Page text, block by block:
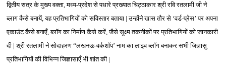
द्वितीय सत्र के मुख्य वक्ता, मध्य-प्रदेश से पधारे प्रख्यात चिट्ठाकार श्री रवि रतलामी जी ने
ब्लाग कैसे बनायें, यह प्रतिभागियों को सविस्तार बताया | उन्होंने खास तौर से ‘वर्ड-प्रेस’ पर अपना
एकाउंट कैसे बनाएँ, ब्लॉग का निर्माण कैसे करें, जैसे सूक्ष्म तकनीकों पर प्रतिभागियों को जानकारी
दी | श्री रतलामी ने सोदाहरण “लखनऊ-वर्कशॉप’ नाम का लाइव ब्लॉग बनाकर सभी जिज्ञासु
प्रतिभागियों की विभिन्न जिज्ञासाएँ भी शांत की |